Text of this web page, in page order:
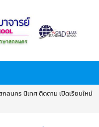
งเรียน
ลนคร นิเทศ ติดตาม เปิดเรียนใหม่